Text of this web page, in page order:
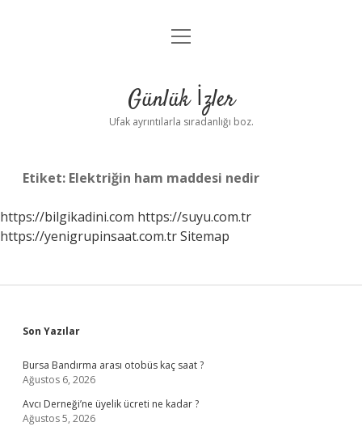
Anasayfa
Yasal Uyarı
menüyü
Günlük İzler
Ufak ayrıntılarla sıradanlığı boz.
Etiket: Elektriğin ham maddesi nedir
https://bilgikadini.com https://suyu.com.tr
https://yenigrupinsaat.com.trSitemap
Sidebar
Son Yazılar
Bursa Bandırma arası otobüs kaç saat ?
Ağustos 6, 2026
Avcı Derneği’ne üyelik ücreti ne kadar ?
Ağustos 5, 2026